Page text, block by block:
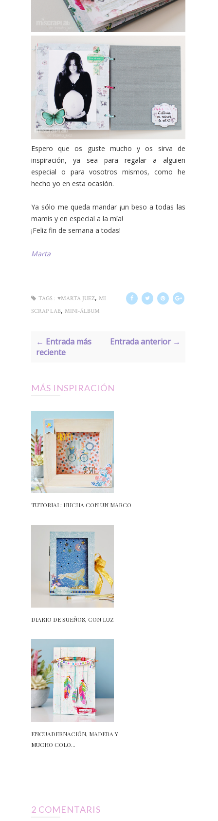
Espero que os guste mucho y os sirva de
inspiración, ya sea para regalar a alguien
especial o para vosotros mismos, como he
hecho yo en esta ocasión.
Ya sólo me queda mandar ¡un beso a todas las
mamis y en especial a la mía!
¡Feliz fin de semana a todas!
Marta
TAGS : ♥MARTA JUEZ, MI
SCRAP LAB, MINI-ÁLBUM
← Entrada más
reciente
Entrada anterior →
MÁS INSPIRACIÓN
TUTORIAL: HUCHA CON UN MARCO
DIARIO DE SUEÑOS, CON LUZ
ENCUADERNACIÓN, MADERA Y
MUCHO COLO...
2 COMENTARIS